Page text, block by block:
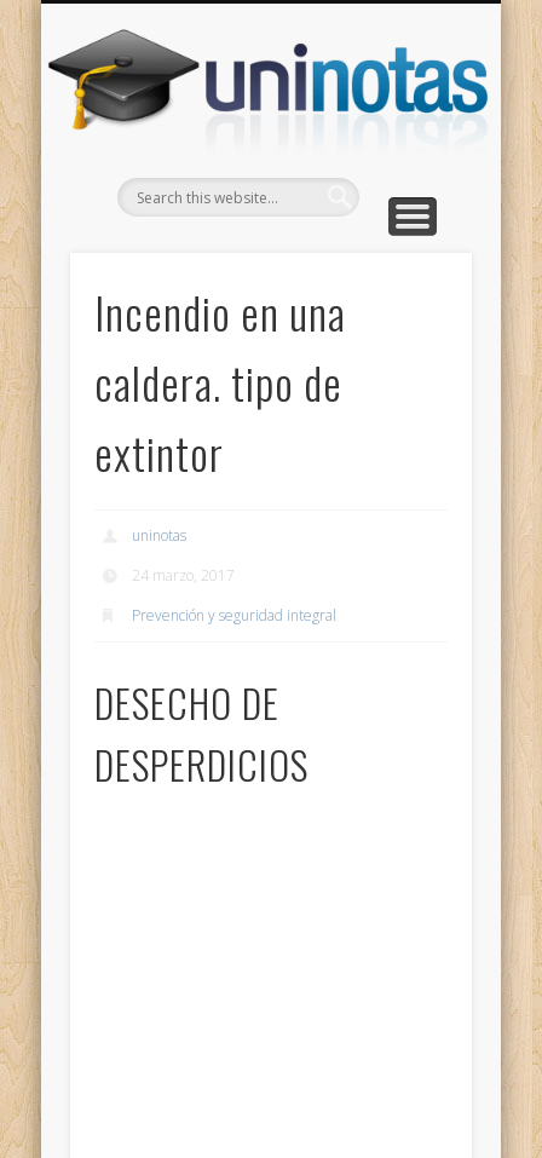
Incendio en una
caldera. tipo de
extintor
uninotas
24 marzo, 2017
Prevención y seguridad integral
DESECHO DE
DESPERDICIOS